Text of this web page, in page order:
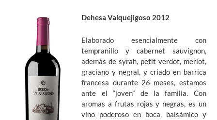
Dehesa Valquejigoso 2012
Elaborado esencialmente con
tempranillo y cabernet sauvignon,
además de syrah, petit verdot, merlot,
graciano y negral, y criado en barrica
francesa durante 26 meses, estamos
ante el “joven” de la familia. Con
aromas a frutas rojas y negras, es un
vino poderoso en boca, balsámico y